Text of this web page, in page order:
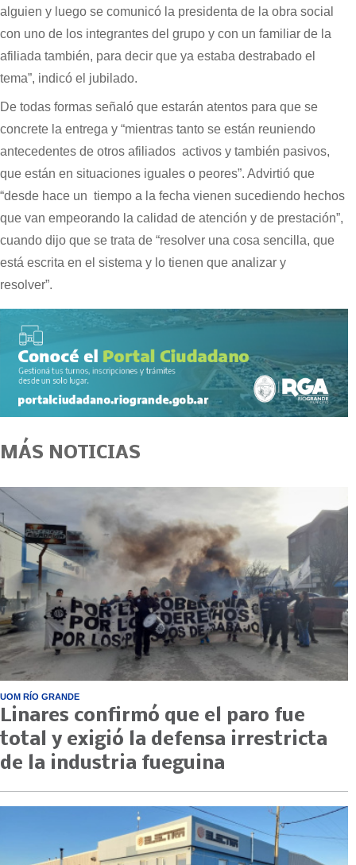
alguien y luego se comunicó la presidenta de la obra social
con uno de los integrantes del grupo y con un familiar de la
afiliada también, para decir que ya estaba destrabado el
tema”, indicó el jubilado.
De todas formas señaló que estarán atentos para que se
concrete la entrega y “mientras tanto se están reuniendo
antecedentes de otros afiliados activos y también pasivos,
que están en situaciones iguales o peores”. Advirtió que
“desde hace un tiempo a la fecha vienen sucediendo hechos
que van empeorando la calidad de atención y de prestación”,
cuando dijo que se trata de “resolver una cosa sencilla, que
está escrita en el sistema y lo tienen que analizar y
resolver”.
MÁS NOTICIAS
UOM RÍO GRANDE
Linares confirmó que el paro fue
total y exigió la defensa irrestricta
de la industria fueguina